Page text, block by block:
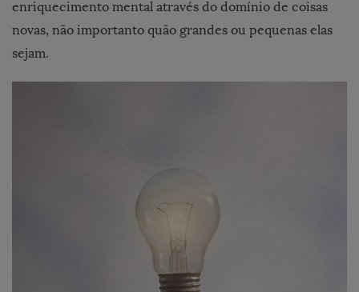
enriquecimento mental através do domínio de coisas
novas, não importanto quão grandes ou pequenas elas
sejam.